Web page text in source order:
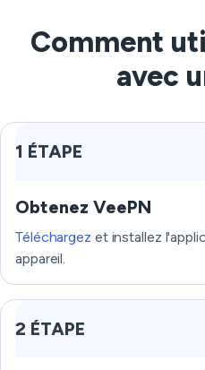
Comment
avec
1 ÉTAPE
Obtenez VeePN
Téléchargez et installez
appareil.
2 ÉTAPE